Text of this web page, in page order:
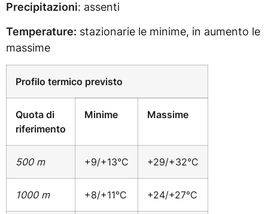
Precipitazioni: assenti
Temperature: stazionarie le minime, in aumento le
massime
Profilo termico previsto
Quota di
riferimento
Minime Massime
500 m +9/+13°C +29/+32°C
1000 m +8/+11°C +24/+27°C